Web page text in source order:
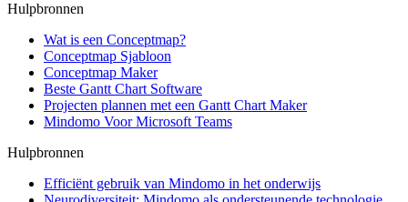
Hulpbronnen
Wat is een Conceptmap?
Conceptmap Sjabloon
Conceptmap Maker
Beste Gantt Chart Software
Projecten plannen met een Gantt Chart Maker
Mindomo Voor Microsoft Teams
Hulpbronnen
Efficiënt gebruik van Mindomo in het onderwijs